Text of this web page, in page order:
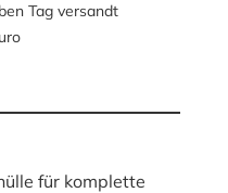
Tag versandt
für komplette